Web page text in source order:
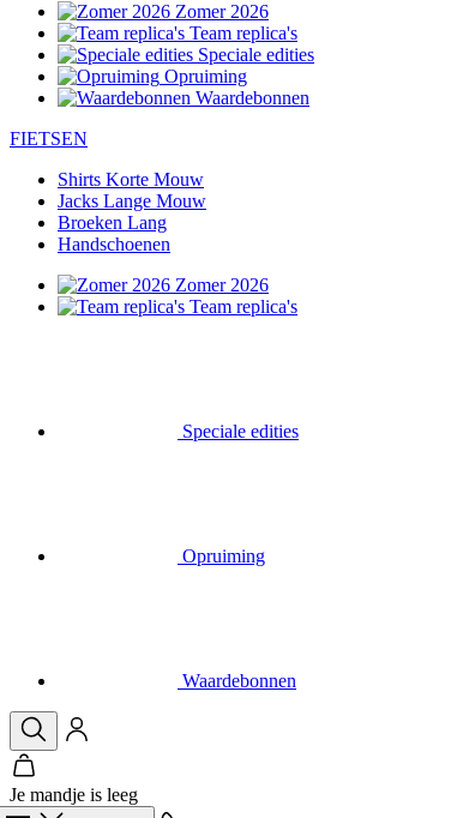
Zomer 2026
Team replica's
Speciale edities
Opruiming
Waardebonnen
FIETSEN
Shirts Korte Mouw
Jacks Lange Mouw
Broeken Lang
Handschoenen
Zomer 2026
Team replica's
Speciale edities
Opruiming
Waardebonnen
Je mandje is leeg